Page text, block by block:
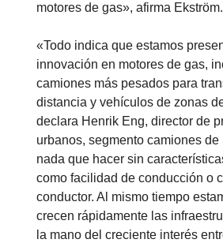
motores de gas», afirma Ekström.
«Todo indica que estamos
innovación en motores de gas,
camiones más pesados para
distancia y vehículos de zonas
declara Henrik Eng, director de
urbanos, segmento camiones
nada que hacer sin
como facilidad de conducción o
conductor. Al mismo tiempo
crecen rápidamente las
la mano del creciente interés